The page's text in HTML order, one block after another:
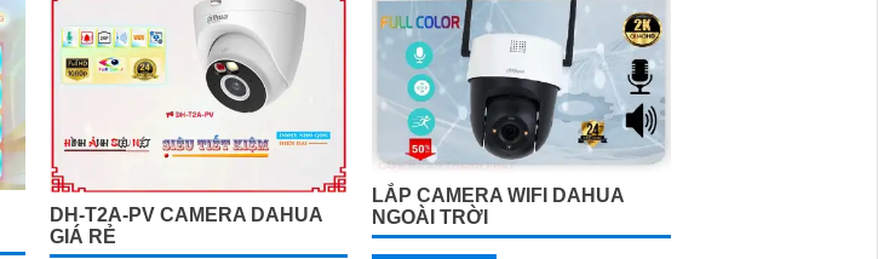
góc cạnh một cách rõ ràng
DH-T2A-PV CAMERA DAHUA
GIÁ RẺ
LẮP CAMERA WIFI DAHUA
NGOÀI TRỜI